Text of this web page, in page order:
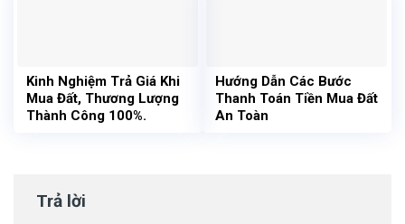
Kinh Nghiệm Trả Giá Khi
Mua Đất, Thương Lượng
Thành Công 100%.
Hướng Dẫn Các Bước
Thanh Toán Tiền Mua Đất
An Toàn
Trả lời